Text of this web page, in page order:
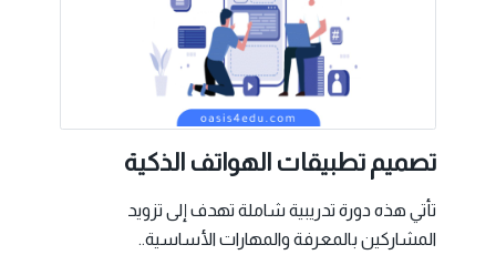
تصميم تطبيقات الهواتف الذكية
تأتي هذه دورة تدريبية شاملة تهدف إلى تزويد
المشاركين بالمعرفة والمهارات الأساسية..